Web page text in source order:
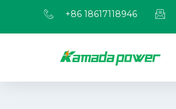
+86 18617118946